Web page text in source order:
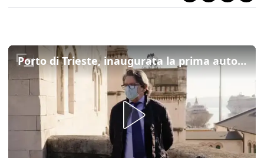
Porto di Trieste, inaugurata la prima auto elettrica della società in house